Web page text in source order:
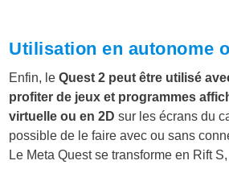
Utilisation en autonome
Enfin, leQuest 2 peut être utilisé
profiter de jeux et programmes
virtuelle ou en 2D sur les écrans du
possible de le faire avec ou sans
Le Meta Quest se transforme en Rift